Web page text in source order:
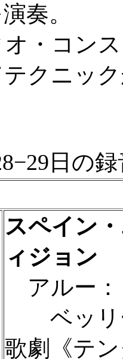
奏。
・コン
クニッ
日の
スペイン
ィジョン
アルー：
ベッリ
歌劇《テ